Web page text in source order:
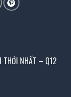
THỚI NHẤT – Q12